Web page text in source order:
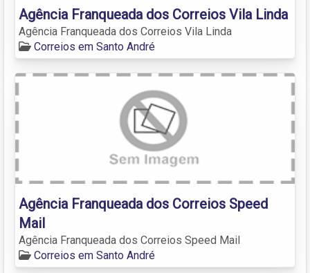
Agência Franqueada dos Correios Vila Linda
Agência Franqueada dos Correios Vila Linda
Correios em Santo André
Agência Franqueada dos Correios Speed
Mail
Agência Franqueada dos Correios Speed Mail
Correios em Santo André